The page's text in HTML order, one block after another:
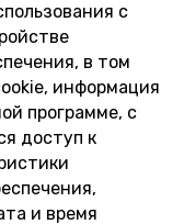
с
в том
информация
программе, с
доступ к
и время